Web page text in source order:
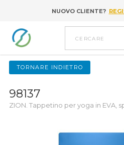
Go to contentNUOVO CLIENTE?
cercare
TORNARE INDIETRO
98137
ZION. Tappetino per yoga in EVA,